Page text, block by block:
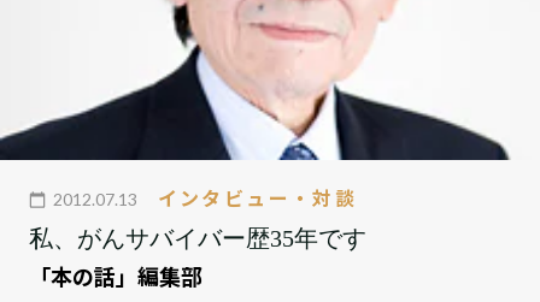
2012.07.13 インタビュー・対談
私、がんサバイバー歴35年です
「本の話」編集部